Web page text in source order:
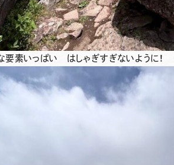
要素いっぱい はしゃぎすぎないように！